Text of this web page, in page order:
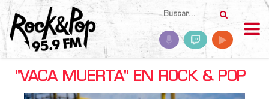
"VACA MUERTA" EN ROCK & POP